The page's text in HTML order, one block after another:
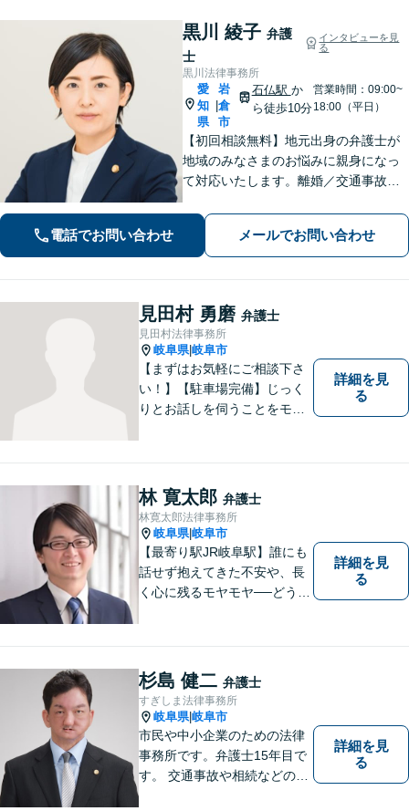
黒川 綾子 弁護
士
インタビューを見
る
黒川法律事務所
愛
知
県
|
岩
倉
市
石仏駅 か
ら徒歩10分
営業時間：09:00~
18:00（平日）
【初回相談無料】地元出身の弁護士が
地域のみなさまのお悩みに親身になっ
て対応いたします。離婚／交通事故／
こる法律トラブルに幅広く対応しま
す。お気軽にご相談ください。【法テ
ラス利用可能】
電話でお問い合わせ メールでお問い合わせ
見田村 勇磨 弁護士
見田村法律事務所
岐阜県|岐阜市
【まずはお気軽にご相談下さ
い！】【駐車場完備】じっく
りとお話しを伺うことをモッ
詳細を見
る
林 寛太郎 弁護士
林寛太郎法律事務所
岐阜県|岐阜市
【最寄り駅JR岐阜駅】誰にも
話せず抱えてきた不安や、長
く心に残るモヤモヤ──どうぞ
いながら、これからの一歩を
一緒に見つけていきます。
【丁寧なヒアリング】【地域
密着型の法律事務所】
詳細を見
る
杉島 健二 弁護士
すぎしま法律事務所
岐阜県|岐阜市
市民や中小企業のための法律
事務所です。弁護士15年目で
す。 交通事故や相続などの相
詳細を見
る